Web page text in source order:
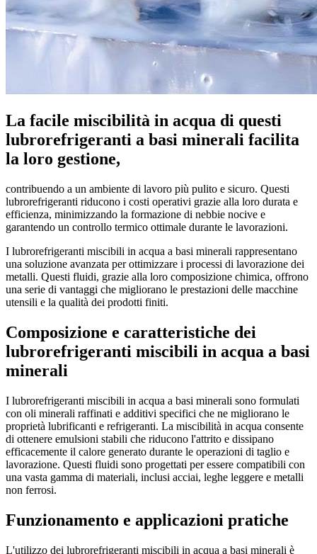
La facile miscibilità in acqua di questi
lubrorefrigeranti a basi minerali facilita
la loro gestione,
contribuendo a un ambiente di lavoro più pulito e sicuro. Questi
lubrorefrigeranti riducono i costi operativi grazie alla loro durata e
efficienza, minimizzando la formazione di nebbie nocive e
garantendo un controllo termico ottimale durante le lavorazioni.
I lubrorefrigeranti miscibili in acqua a basi minerali rappresentano
una soluzione avanzata per ottimizzare i processi di lavorazione dei
metalli. Questi fluidi, grazie alla loro composizione chimica, offrono
una serie di vantaggi che migliorano le prestazioni delle macchine
utensili e la qualità dei prodotti finiti.
Composizione e caratteristiche dei
lubrorefrigeranti miscibili in acqua a basi
minerali
I lubrorefrigeranti miscibili in acqua a basi minerali sono formulati
con oli minerali raffinati e additivi specifici che ne migliorano le
proprietà lubrificanti e refrigeranti. La miscibilità in acqua consente
di ottenere emulsioni stabili che riducono l'attrito e dissipano
efficacemente il calore generato durante le operazioni di taglio e
lavorazione. Questi fluidi sono progettati per essere compatibili con
una vasta gamma di materiali, inclusi acciai, leghe leggere e metalli
non ferrosi.
Funzionamento e applicazioni pratiche
L'utilizzo dei lubrorefrigeranti miscibili in acqua a basi minerali è